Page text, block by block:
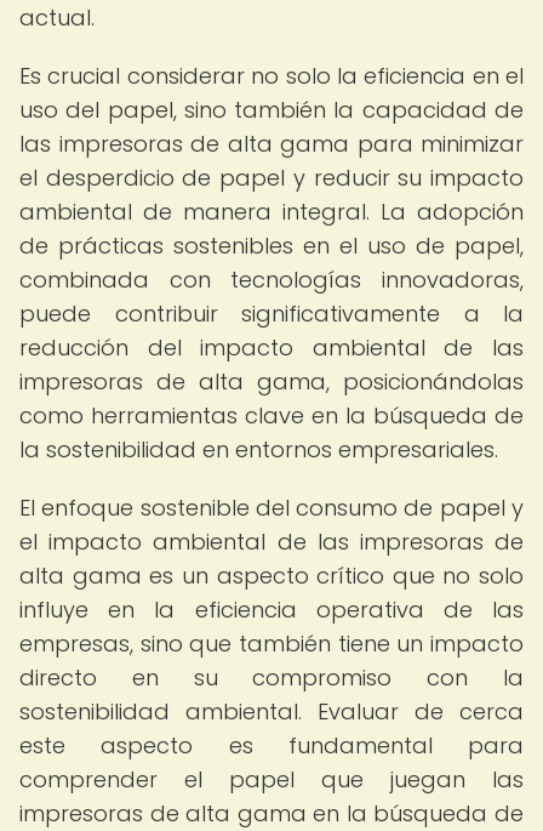
actual.
Es crucial considerar no solo la eficiencia en el
uso del papel, sino también la capacidad de
las impresoras de alta gama para minimizar
el desperdicio de papel y reducir su impacto
ambiental de manera integral. La adopción
de prácticas sostenibles en el uso de papel,
combinada con tecnologías innovadoras,
puede contribuir significativamente a la
reducción del impacto ambiental de las
impresoras de alta gama, posicionándolas
como herramientas clave en la búsqueda de
la sostenibilidad en entornos empresariales.
El enfoque sostenible del consumo de papel y
el impacto ambiental de las impresoras de
alta gama es un aspecto crítico que no solo
influye en la eficiencia operativa de las
empresas, sino que también tiene un impacto
directo en su compromiso con la
sostenibilidad ambiental. Evaluar de cerca
este aspecto es fundamental para
comprender el papel que juegan las
impresoras de alta gama en la búsqueda de